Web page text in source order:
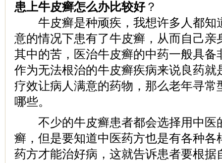
患上牛皮癣怎么办比较好？
牛皮癣是种顽疾，我想许多人都知
意的情况下患有了牛皮癣，从而自己亲
其中的苦，医治牛皮癣的中药一般具备
作为无法根治的牛皮癣疾病来说良药就
疗效让病人满意的药物，那么老年寻常
哪些。
不少的牛皮癣患者都会选择用中医
癣，但是要知道中医药方也是有各种各
药方才能治好病，这就告诉患者要根据